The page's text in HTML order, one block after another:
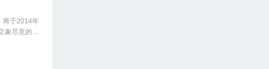
将于2014年
尽意的美